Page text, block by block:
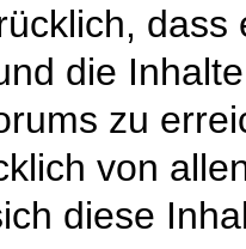
die
zu
von
diese